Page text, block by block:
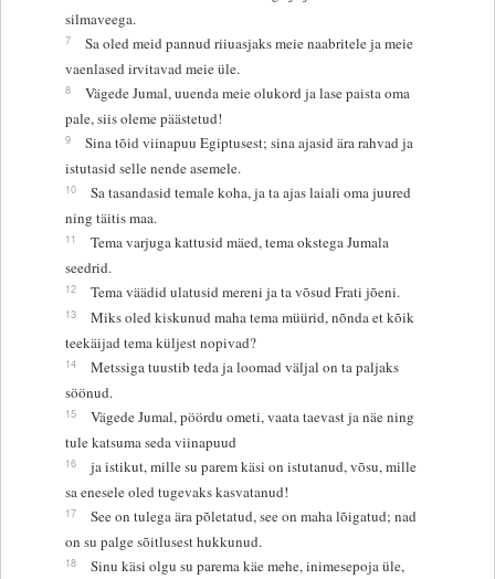
silmaveega.
7
Sa oled meid pannud riiuasjaks meie naabritele ja meie
vaenlased irvitavad meie üle.
8
Vägede Jumal, uuenda meie olukord ja lase paista oma
pale, siis oleme päästetud!
9
Sina tõid viinapuu Egiptusest; sina ajasid ära rahvad ja
istutasid selle nende asemele.
10
Sa tasandasid temale koha, ja ta ajas laiali oma juured
ning täitis maa.
11
Tema varjuga kattusid mäed, tema okstega Jumala
seedrid.
12 Tema väädid ulatusid mereni ja ta võsud Frati jõeni.
13
Miks oled kiskunud maha tema müürid, nõnda et kõik
teekäijad tema küljest nopivad?
14
Metssiga tuustib teda ja loomad väljal on ta paljaks
söönud.
15
Vägede Jumal, pöördu ometi, vaata taevast ja näe ning
tule katsuma seda viinapuud
16
ja istikut, mille su parem käsi on istutanud, võsu, mille
sa enesele oled tugevaks kasvatanud!
17
See on tulega ära põletatud, see on maha lõigatud; nad
on su palge sõitlusest hukkunud.
18
Sinu käsi olgu su parema käe mehe, inimesepoja üle,